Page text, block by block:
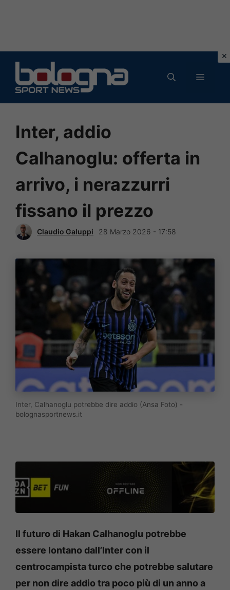
contenuto
MENU
Inter, addio
Calhanoglu: offerta in
arrivo, i nerazzurri
fissano il prezzo
Claudio Galuppi 28 Marzo 2026 - 17:58
Inter, Calhanoglu potrebbe dire addio (Ansa Foto) -
bolognasportnews.it
Il futuro di Hakan Calhanoglu potrebbe
essere lontano dall’Inter con il
centrocampista turco che potrebbe salutare
per non dire addio tra poco più di un anno a